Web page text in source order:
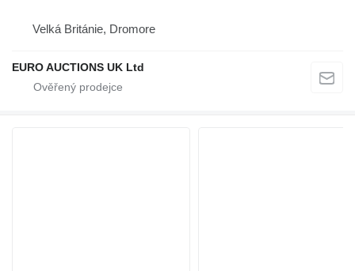
Velká Británie, Dromore
EURO AUCTIONS UK Ltd